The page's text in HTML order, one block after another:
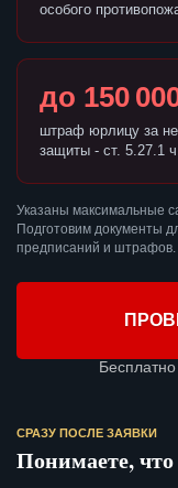
особого
до 150
штраф юрлицу за
защиты - ст. 5.27.1
Указаны максимальные
Подготовим документы
предписаний и штрафов.
Бесплатно
СРАЗУ ПОСЛЕ ЗАЯВКИ
Понимаете,